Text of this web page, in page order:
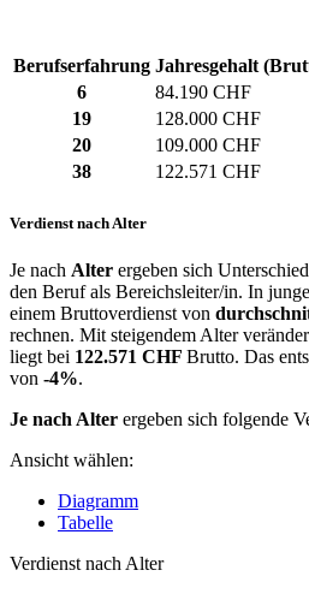
Berufserfahrung Jahresgehalt
6
84.190 CHF
19
128.000 CHF
20
109.000 CHF
38
122.571 CHF
Verdienst nach Alter
Je nach Alter ergeben sich
den Beruf als Bereichsleiter/in. In
einem Bruttoverdienst von
rechnen. Mit steigendem Alter
liegt bei 122.571 CHF Brutto. Das
von -4%.
Je nach Alter ergeben sich folgende
Ansicht wählen:
Diagramm
Tabelle
Verdienst nach Alter